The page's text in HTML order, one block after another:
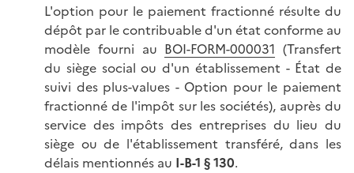
L'option pour le paiement fractionné résulte du
dépôt par le contribuable d'un état conforme au
modèle fourni au BOI-FORM-000031 (Transfert
du siège social ou d'un établissement - État de
suivi des plus-values - Option pour le paiement
fractionné de l'impôt sur les sociétés), auprès du
service des impôts des entreprises du lieu du
siège ou de l'établissement transféré, dans les
délais mentionnés au I-B-1 § 130.